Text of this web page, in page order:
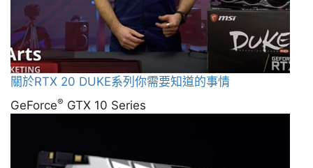
關於RTX 20 DUKE系列你需要知道的事情
GeForce® GTX 10 Series